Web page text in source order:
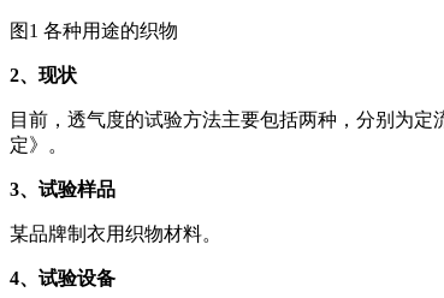
图1 各种用途的织物
2、现状
目前，透气度的试验方法主要包括两种，分别为
定》。
3、试验样品
某品牌制衣用织物材料。
4、试验设备